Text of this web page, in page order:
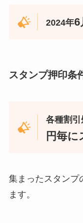
2024年6
スタンプ押印条
各種割
円毎
集まったスタンプ
ます。